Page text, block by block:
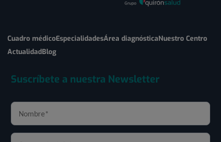
Cuadro médicoEspecialidadesÁrea diagnósticaNuestro Centro
ActualidadBlog
Suscríbete a nuestra Newsletter